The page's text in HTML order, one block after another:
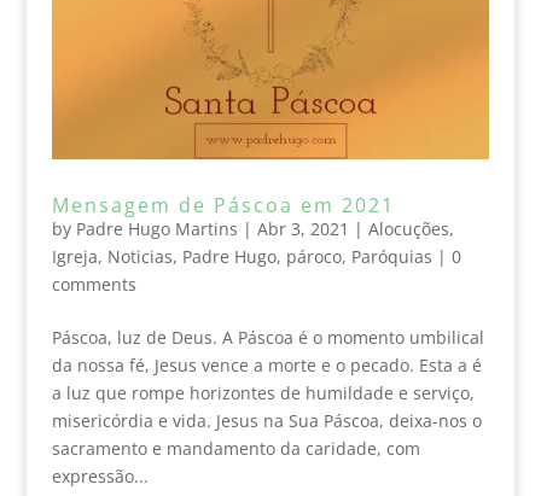
Mensagem de Páscoa em 2021
by Padre Hugo Martins | Abr 3, 2021 | Alocuções,
Igreja, Noticias, Padre Hugo, pároco, Paróquias | 0
comments
Páscoa, luz de Deus. A Páscoa é o momento umbilical
da nossa fé, Jesus vence a morte e o pecado. Esta a é
a luz que rompe horizontes de humildade e serviço,
misericórdia e vida. Jesus na Sua Páscoa, deixa-nos o
sacramento e mandamento da caridade, com
expressão...